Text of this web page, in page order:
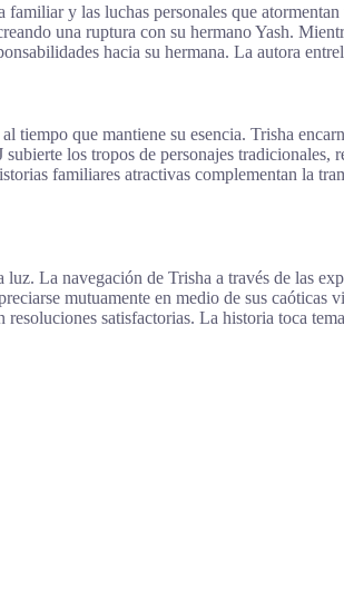
y las luchas personales que
una ruptura con su hermano Yash.
hacia su hermana. La autora
que mantiene su esencia. Trisha
los tropos de personajes
familiares atractivas complementan la
La navegación de Trisha a través de las
mutuamente en medio de sus
satisfactorias. La historia toca